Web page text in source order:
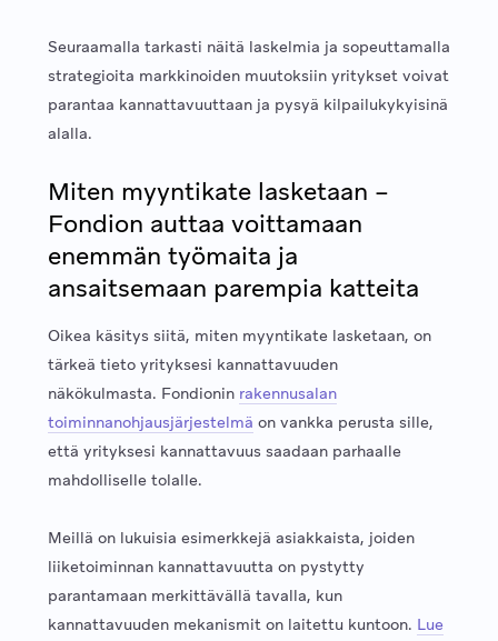
Seuraamalla tarkasti näitä laskelmia ja sopeuttamalla
strategioita markkinoiden muutoksiin yritykset voivat
parantaa kannattavuuttaan ja pysyä kilpailukykyisinä
alalla.
Miten myyntikate lasketaan –
Fondion auttaa voittamaan
enemmän työmaita ja
ansaitsemaan parempia katteita
Oikea käsitys siitä, miten myyntikate lasketaan, on
tärkeä tieto yrityksesi kannattavuuden
näkökulmasta. Fondionin rakennusalan
toiminnanohjausjärjestelmä on vankka perusta sille,
että yrityksesi kannattavuus saadaan parhaalle
mahdolliselle tolalle.
Meillä on lukuisia esimerkkejä asiakkaista, joiden
liiketoiminnan kannattavuutta on pystytty
parantamaan merkittävällä tavalla, kun
kannattavuuden mekanismit on laitettu kuntoon. Lue